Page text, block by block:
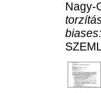
Nagy-